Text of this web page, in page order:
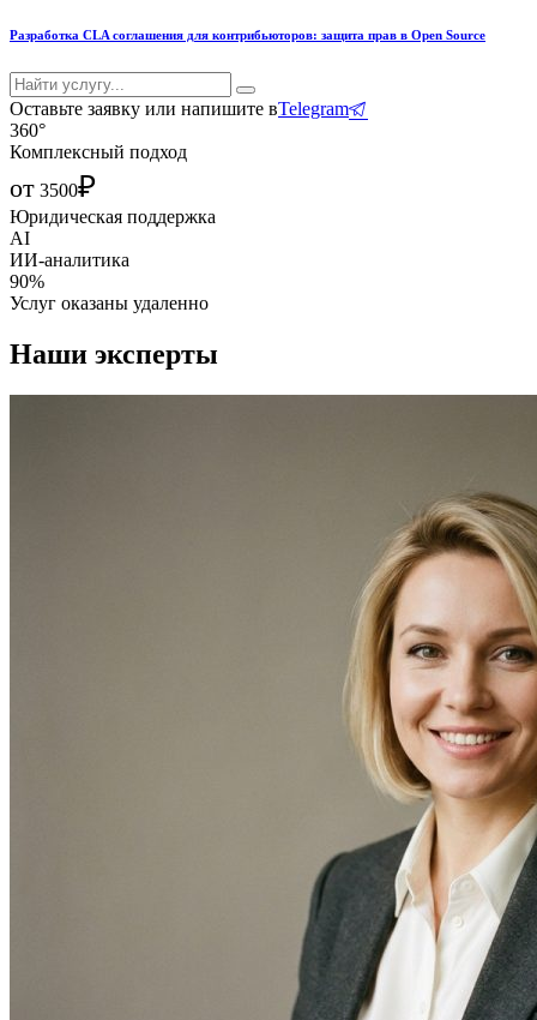
Разработка CLA соглашения для контрибьюторов: защита прав в Open Source
Оставьте заявку или напишите вTelegram
360°
Комплексный подход
от 3500₽
Юридическая поддержка
AI
ИИ-аналитика
90%
Услуг оказаны удаленно
Наши эксперты